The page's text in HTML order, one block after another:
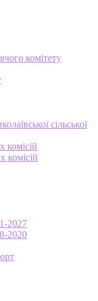
комітету
сільської
комісій
комісій
2027
2020